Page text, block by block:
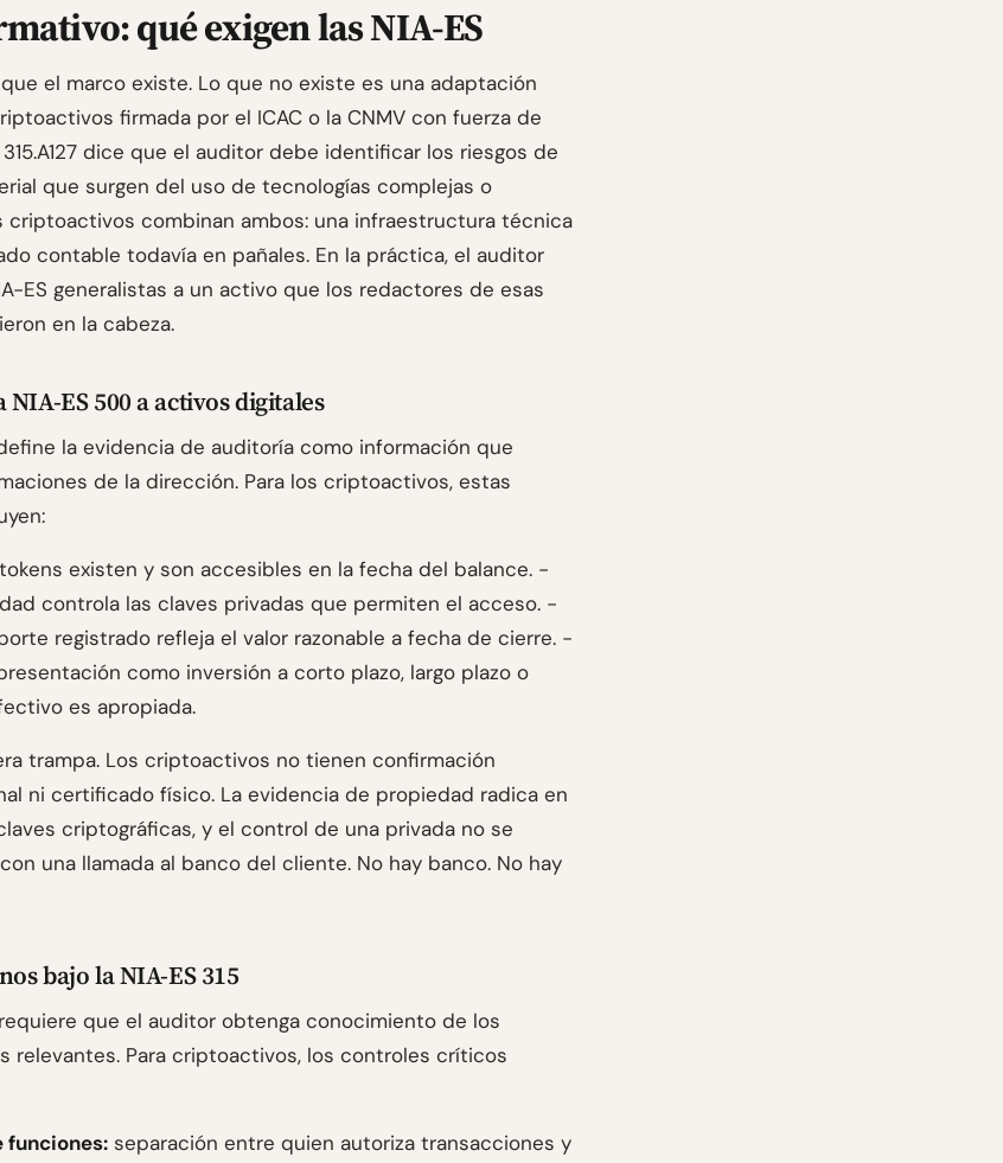
qué exigen las NIA-ES
el marco existe. Lo que no existe es una adaptación
firmada por el ICAC o la CNMV con fuerza de
315.A127 dice que el auditor debe identificar los riesgos de
que surgen del uso de tecnologías complejas o
criptoactivos combinan ambos: una infraestructura técnica
contable todavía en pañales. En la práctica, el auditor
ES generalistas a un activo que los redactores de esas
en la cabeza.
ES 500 a activos digitales
la evidencia de auditoría como información que
de la dirección. Para los criptoactivos, estas
existen y son accesibles en la fecha del balance. -
controla las claves privadas que permiten el acceso. -
registrado refleja el valor razonable a fecha de cierre. -
como inversión a corto plazo, largo plazo o
es apropiada.
trampa. Los criptoactivos no tienen confirmación
ni certificado físico. La evidencia de propiedad radica en
criptográficas, y el control de una privada no se
una llamada al banco del cliente. No hay banco. No hay
bajo la NIA-ES 315
requiere que el auditor obtenga conocimiento de los
relevantes. Para criptoactivos, los controles críticos
funciones: separación entre quien autoriza transacciones y